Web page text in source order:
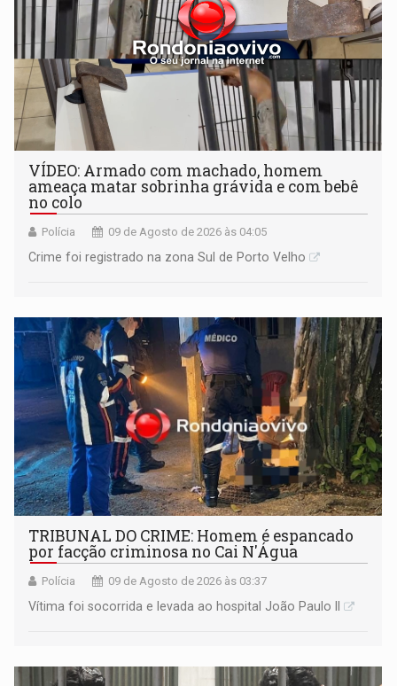
VÍDEO: Armado com machado, homem
ameaça matar sobrinha grávida e com bebê
no colo
Polícia 09 de Agosto de 2026 às 04:05
Crime foi registrado na zona Sul de Porto Velho
TRIBUNAL DO CRIME: Homem é espancado
por facção criminosa no Cai N'Água
Polícia 09 de Agosto de 2026 às 03:37
Vítima foi socorrida e levada ao hospital João Paulo II